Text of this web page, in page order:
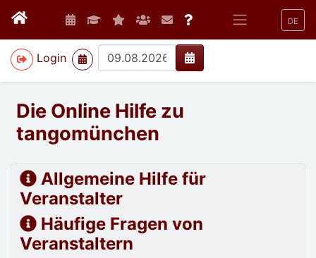
DE
Login
>
Die Online Hilfe zu
tangomünchen
Allgemeine Hilfe für
Veranstalter
Häufige Fragen von
Veranstaltern